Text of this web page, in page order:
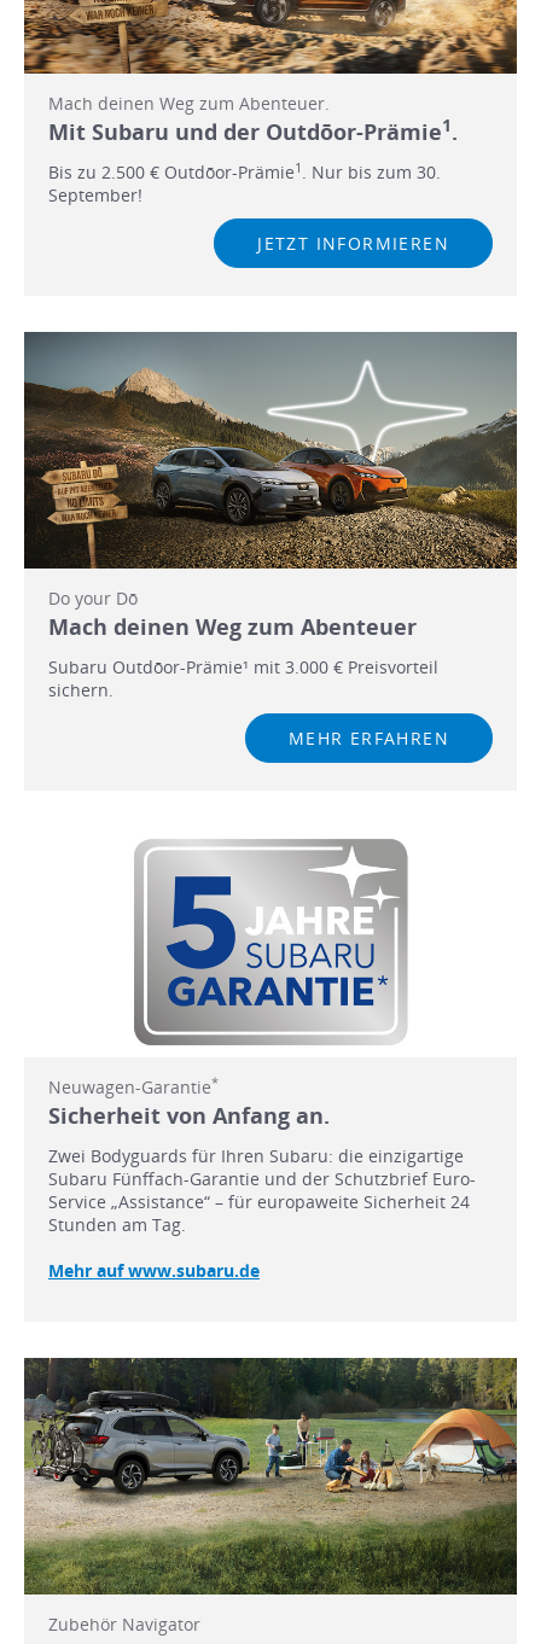
Mach deinen Weg zum Abenteuer.
Mit Subaru und der Outdōor-Prämie1.
Bis zu 2.500 € Outdōor-Prämie1 . Nur bis zum 30.
September!
JETZT INFORMIEREN
Do your Dō
Mach deinen Weg zum Abenteuer
Subaru Outdōor-Prämie¹ mit 3.000 € Preisvorteil
sichern.
MEHR ERFAHREN
Neuwagen-Garantie*
Sicherheit von Anfang an.
Zwei Bodyguards für Ihren Subaru: die einzigartige
Subaru Fünffach-Garantie und der Schutzbrief Euro-
Service „Assistance“ – für europaweite Sicherheit 24
Stunden am Tag.
Mehr auf www.subaru.de
Zubehör Navigator